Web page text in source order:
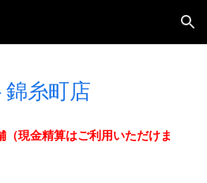
Skip to navigation
糸町店
（現金精算はご利用いただけま